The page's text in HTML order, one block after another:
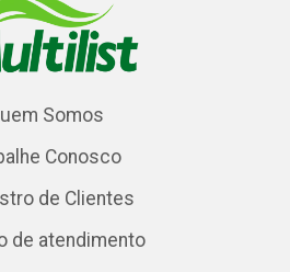
Somos
Conosco
de Clientes
de atendimento